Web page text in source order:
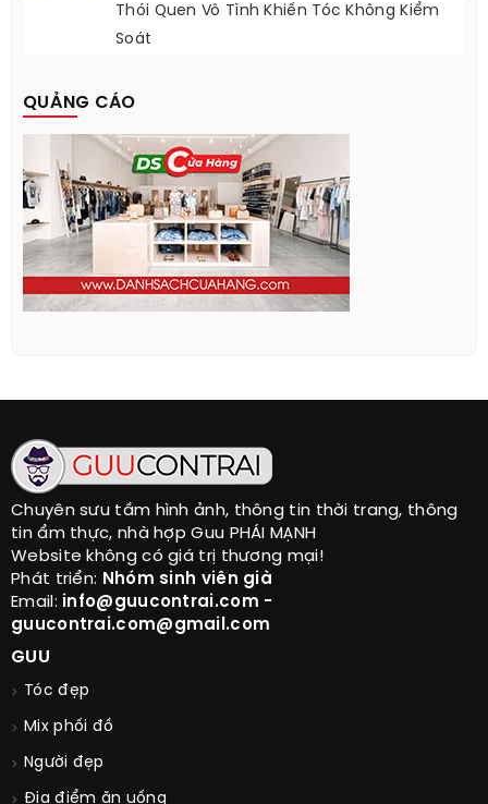
Thói Quen Vô Tình Khiến Tóc Không Kiểm
Soát
QUẢNG CÁO
Chuyên sưu tầm hình ảnh, thông tin thời trang, thông
tin ẩm thực, nhà hợp Guu PHÁI MẠNH
Website không có giá trị thương mại!
Phát triển: Nhóm sinh viên già
Email: info@guucontrai.com -
guucontrai.com@gmail.com
GUU
Tóc đẹp
Mix phối đồ
Người đẹp
Địa điểm ăn uống